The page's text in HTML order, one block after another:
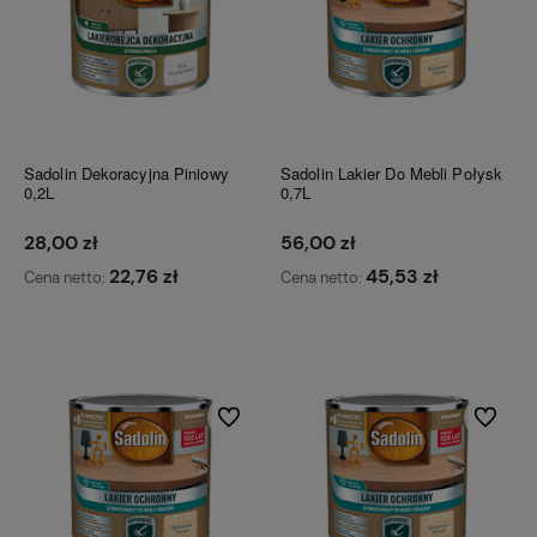
Sadolin Dekoracyjna Piniowy
0,2L
28,00 zł
Cena netto: 22,76 zł
Sadolin Lakier Do Mebli Połysk
0,7L
56,00 zł
Cena netto: 45,53 zł
Do ulubionych Do